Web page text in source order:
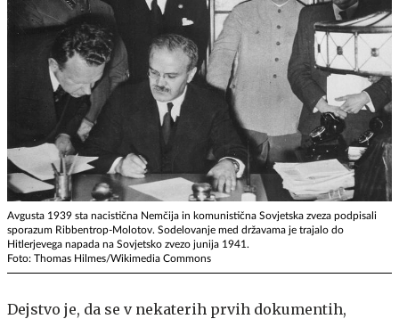
Avgusta 1939 sta nacistična Nemčija in komunistična Sovjetska zveza podpisali
sporazum Ribbentrop-Molotov. Sodelovanje med državama je trajalo do
Hitlerjevega napada na Sovjetsko zvezo junija 1941.
Foto: Thomas Hilmes/Wikimedia Commons
Dejstvo je, da se v nekaterih prvih dokumentih,